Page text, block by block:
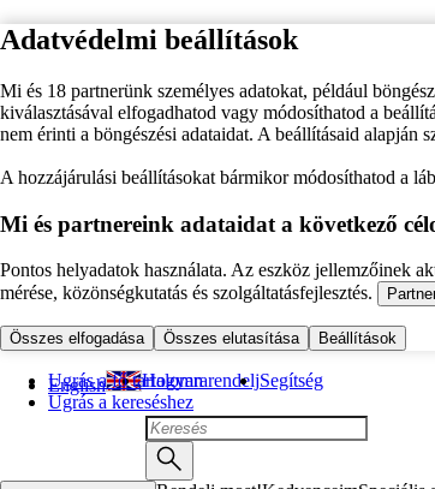
Adatvédelmi beállítások
Mi és 18 partnerünk személyes adatokat, például
kiválasztásával elfogadhatod vagy módosíthatod a
nem érinti a böngészési adataidat. A beállításaid alapján
A hozzájárulási beállításokat bármikor módosíthatod a
Mi és partnereink adataidat a következő
Pontos helyadatok használata. Az eszköz jellemzőinek
mérése, közönségkutatás és szolgáltatásfejlesztés.
Összes elfogadása Összes elutasítása Beállítások
Ugrás a fő tartalomra
Ugrás a kereséshez
English Hogyan rendeljSegítség